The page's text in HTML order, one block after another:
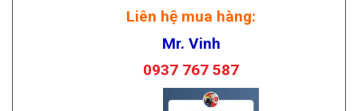
Liên hệ mua hàng:
Mr. Vinh
0937 767 587